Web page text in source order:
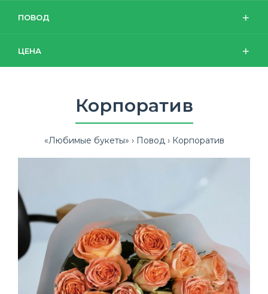
ПОВОД
ЦЕНА
Корпоратив
«Любимые букеты» Повод Корпоратив